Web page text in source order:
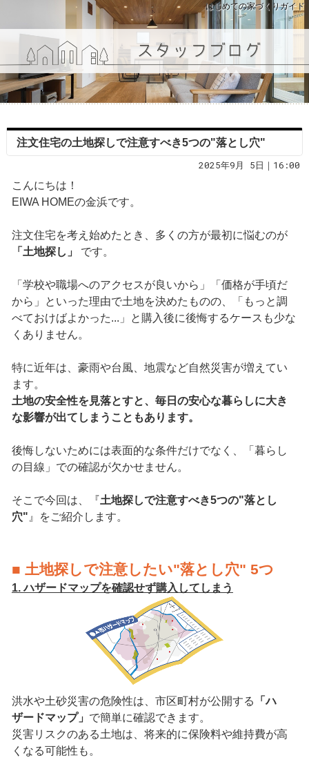
はじめての家づくりガイド
注文住宅の土地探しで注意すべき5つの"落とし穴"
2025年9月 5日｜16:00
こんにちは！
EIWA HOMEの金浜です。
注文住宅を考え始めたとき、多くの方が最初に悩むのが
「土地探し」
です。
「学校や職場へのアクセスが良いから」「価格が手頃だ
から」といった理由で土地を決めたものの、「もっと調
べておけばよかった...」と購入後に後悔するケースも少な
くありません。
特に近年は、豪雨や台風、地震など自然災害が増えてい
ます。
土地の安全性を見落とすと、毎日の安心な暮らしに大き
な影響が出てしまうこともあります。
後悔しないためには表面的な条件だけでなく、「暮らし
の目線」での確認が欠かせません。
そこで今回は、『土地探しで注意すべき5つの"落とし
穴" 』をご紹介します。
■ 土地探しで注意したい"落とし穴" 5つ
1. ハザードマップを確認せず購入してしまう
洪水や土砂災害の危険性は、市区町村が公開する
「ハ
ザードマップ」 で簡単に確認できます。
災害リスクのある土地は、将来的に保険料や維持費が高
くなる可能性も。